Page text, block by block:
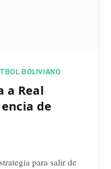
BOLIVIANO
a Real
de
para salir de